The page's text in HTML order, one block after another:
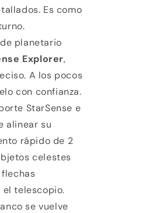
Es como
planetario
Explorer,
A los pocos
con confianza.
StarSense e
alinear su
rápido de 2
celestes
el telescopio.
se vuelve